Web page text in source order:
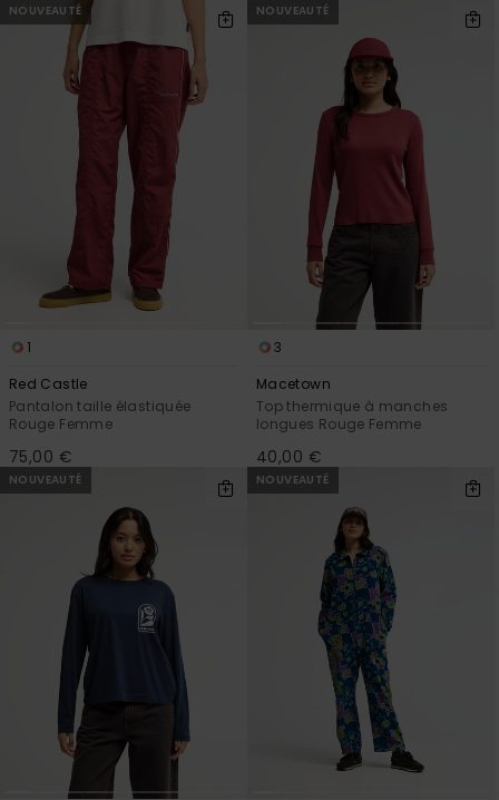
NOUVEAUTÉ
1
Red Castle
Pantalon taille élastiquée
Rouge Femme
75,00 €
NOUVEAUTÉ
3
Macetown
Top thermique à manches
longues Rouge Femme
40,00 €
NOUVEAUTÉ NOUVEAUTÉ